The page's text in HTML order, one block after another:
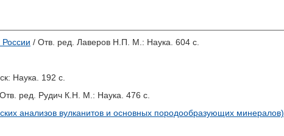
/ Отв. ред. Лаверов Н.П.
М.: Наука. 604 с.
Наука. 192 с.
ред. Рудич К.Н.
М.: Наука. 476 с.
анализов вулканитов и основных породообразующих минералов)